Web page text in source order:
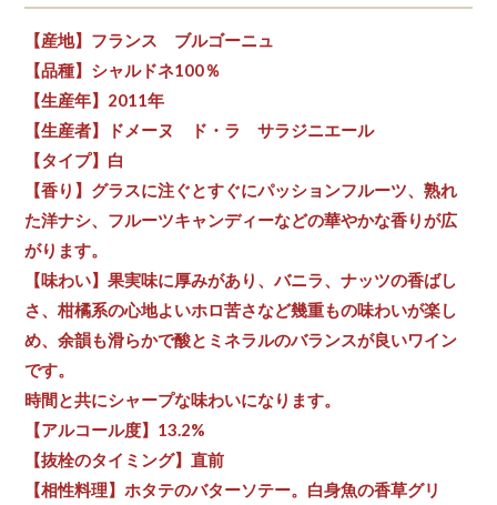
【産地】フランス ブルゴーニュ
【品種】シャルドネ100％
【生産年】2011年
【生産者】ドメーヌ ド・ラ サラジニエール
【タイプ】白
【香り】グラスに注ぐとすぐにパッションフルーツ、熟れ
た洋ナシ、フルーツキャンディーなどの華やかな香りが広
がります。
【味わい】果実味に厚みがあり、バニラ、ナッツの香ばし
さ、柑橘系の心地よいホロ苦さなど幾重もの味わいが楽し
め、余韻も滑らかで酸とミネラルのバランスが良いワイン
です。
時間と共にシャープな味わいになります。
【アルコール度】13.2%
【抜栓のタイミング】直前
【相性料理】ホタテのバターソテー。白身魚の香草グリ